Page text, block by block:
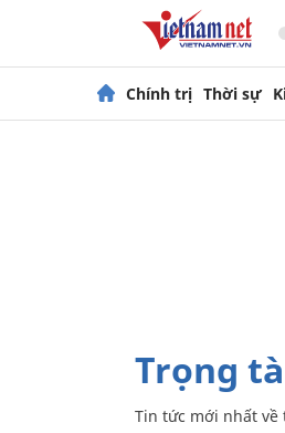
Chính trị Thời sự
trọng
Tin tức mới nhất về